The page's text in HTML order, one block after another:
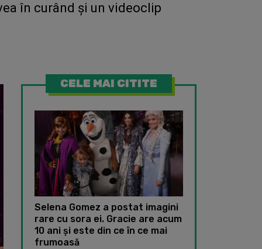
în curând şi un videoclip
CELE MAI CITITE
Selena Gomez a postat imagini
rare cu sora ei. Gracie are acum
10 ani și este din ce în ce mai
frumoasă